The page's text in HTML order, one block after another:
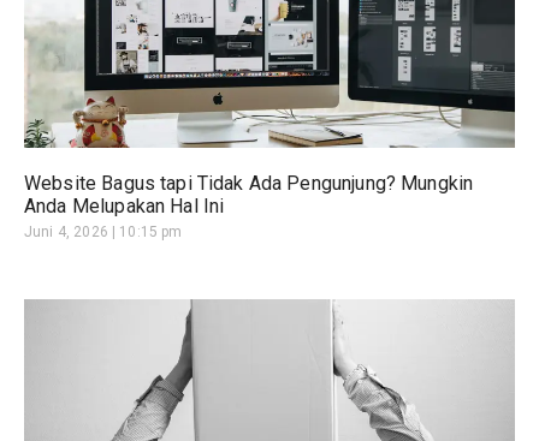
Website Bagus tapi Tidak Ada Pengunjung? Mungkin
Anda Melupakan Hal Ini
Juni 4, 2026 10:15 pm